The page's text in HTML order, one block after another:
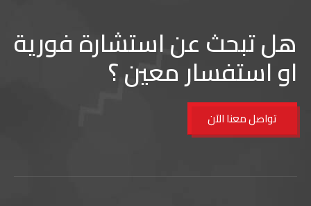
هل تبحث عن استشارة فورية
او استفسار معين ؟
تواصل معنا الآن